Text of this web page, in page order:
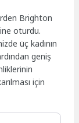
Brighton
oturdu.
üç kadının
geniş
için